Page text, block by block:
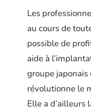
Les
au cours de
possible de
aide à
groupe
révolutionne le
Elle a d’ailleurs